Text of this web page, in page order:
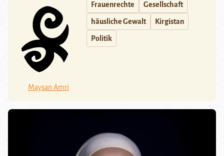
Maysan Amri
Frauenrechte Gesellschaft
häusliche Gewalt Kirgistan
Politik